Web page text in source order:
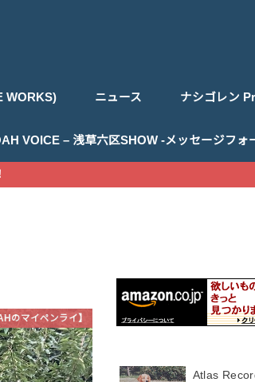
WORKS) ニュース ナシゴレン
VOICE – 浅草六区SHOW -メッセージフォ
のマイペンライ】
Atlas